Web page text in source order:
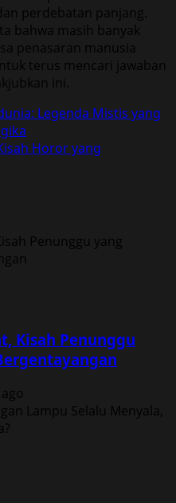
perdebatan panjang.
bahwa masih banyak
penasaran manusia
terus mencari jawaban
ini.
Legenda Mistis yang
Horor yang
Kisah Penunggu